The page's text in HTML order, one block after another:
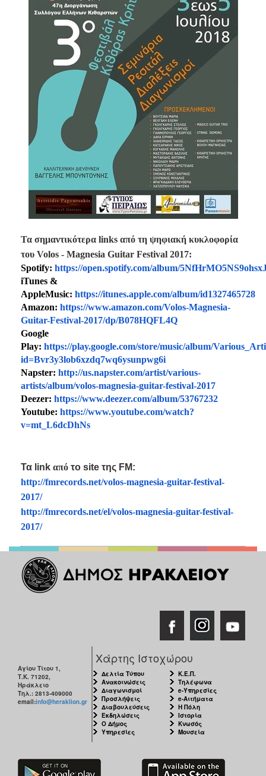
Τα σημαντικότερα links από τη ψηφιακή κυκλοφορία
του Volos - Magnesia Guitar Festival 2017:
Spotify: https://open.spotify.com/album/
iTunes &
AppleMusic: https://itunes.apple.com/album/id1327465728
Amazon: https://www.amazon.com/Volos-Magnesia-
Guitar-Festival-2017/dp/B078HQFL4Q
Google
Play: https://play.google.com/store/music/album/
id=Bvr3y3lob6xzdq7wq6ysunpwg6i
Napster: http://us.napster.com/artist/various-
artists/album/volos-magnesia-guitar-festival-2017
Deezer: https://www.deezer.com/album/53767232
Youtube: https://www.youtube.com/watch?
v=mt_L6dcDhNs
Τα link από το site της FM:
http://fmrecords.net/volos-magnesia-guitar-festival-
2017/
http://fmrecords.net/el/volos-magnesia-guitar-festival-
2017/
Αγίου Τίτου 1,
Τ.Κ. 71202,
Ηράκλειο
Τηλ.: 2813-409000
email:info@heraklion.gr
Χάρτης Ιστοχώρου
Δελτία Τύπου
Ανακοινώσεις
Διαγωνισμοί
Προσλήψεις
Διαβουλεύσεις
Εκδηλώσεις
Ο Δήμος
Υπηρεσίες
Κ.Ε.Π.
Τηλέφωνα
e-Υπηρεσίες
e-Αιτήματα
Η Πόλη
Ιστορία
Κνωσός
Μουσεία